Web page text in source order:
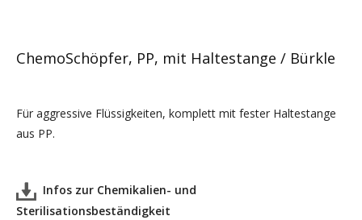
ChemoSchöpfer, PP, mit Haltestange / Bürkle
Für aggressive Flüssigkeiten, komplett mit fester Haltestange
aus PP.
Infos zur Chemikalien- und
Sterilisationsbeständigkeit